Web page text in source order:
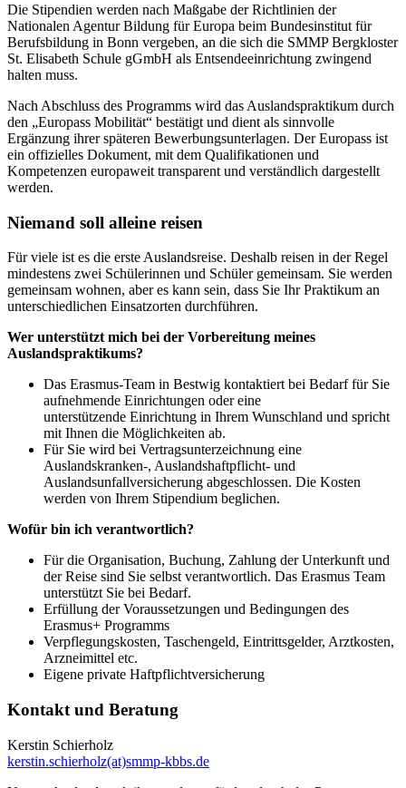
Die Stipendien werden nach Maßgabe der Richtlinien der
Nationalen Agentur Bildung für Europa beim Bundesinstitut für
Berufsbildung in Bonn vergeben, an die sich die SMMP Bergkloster
St. Elisabeth Schule gGmbH als Entsendeeinrichtung zwingend
halten muss.
Nach Abschluss des Programms wird das Auslandspraktikum durch
den „Europass Mobilität“ bestätigt und dient als sinnvolle
Ergänzung ihrer späteren Bewerbungsunterlagen. Der Europass ist
ein offizielles Dokument, mit dem Qualifikationen und
Kompetenzen europaweit transparent und verständlich dargestellt
werden.
Niemand soll alleine reisen
Für viele ist es die erste Auslandsreise. Deshalb reisen in der Regel
mindestens zwei Schülerinnen und Schüler gemeinsam. Sie werden
gemeinsam wohnen, aber es kann sein, dass Sie Ihr Praktikum an
unterschiedlichen Einsatzorten durchführen.
Wer unterstützt mich bei der Vorbereitung meines
Auslandspraktikums?
Das Erasmus-Team in Bestwig kontaktiert bei Bedarf für Sie
aufnehmende Einrichtungen oder eine
unterstützende Einrichtung in Ihrem Wunschland und spricht
mit Ihnen die Möglichkeiten ab.
Für Sie wird bei Vertragsunterzeichnung eine
Auslandskranken-, Auslandshaftpflicht- und
Auslandsunfallversicherung abgeschlossen. Die Kosten
werden von Ihrem Stipendium beglichen.
Wofür bin ich verantwortlich?
Für die Organisation, Buchung, Zahlung der Unterkunft und
der Reise sind Sie selbst verantwortlich. Das Erasmus Team
unterstützt Sie bei Bedarf.
Erfüllung der Voraussetzungen und Bedingungen des
Erasmus+ Programms
Verpflegungskosten, Taschengeld, Eintrittsgelder, Arztkosten,
Arzneimittel etc.
Eigene private Haftpflichtversicherung
Kontakt und Beratung
Kerstin Schierholz
kerstin.schierholz(at)smmp-kbbs.de